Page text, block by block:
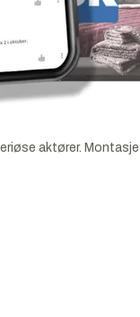
aktører.